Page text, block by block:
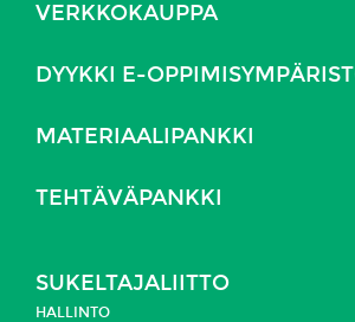
VERKKOKAUPPA
DYYKKI E-
MATERIAALIPANKKI
TEHTÄVÄPANKKI
SUKELTAJALIITTO
HALLINTO